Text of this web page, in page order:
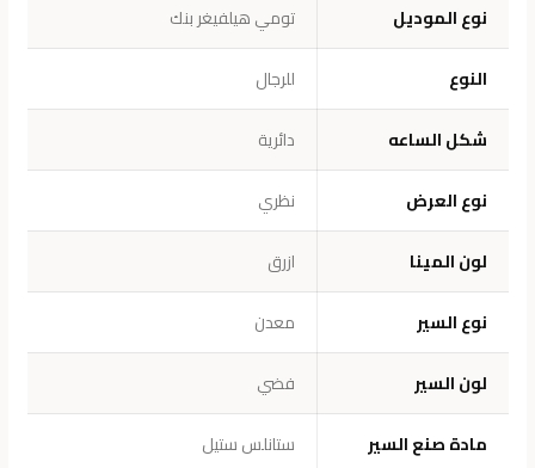
نوع الموديل
تومي هيلفيغر بنك
النوع
للرجال
شكل الساعه
دائرية
نوع العرض
نظري
لون المينا
ازرق
نوع السير
معدن
لون السير
فضي
مادة صنع السير
ستانلس ستيل